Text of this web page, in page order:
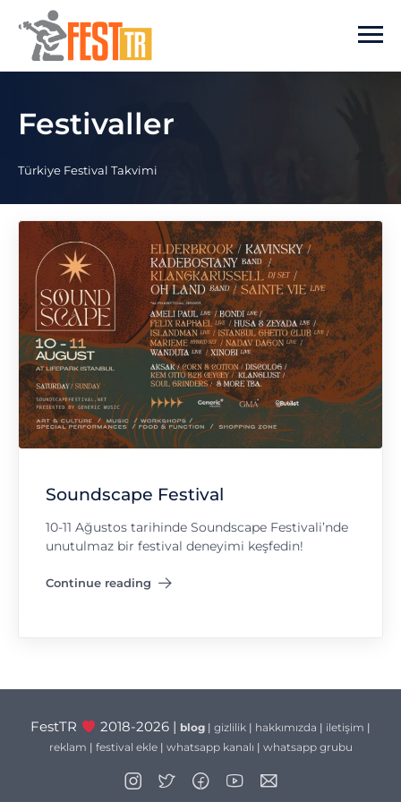
Ana içeriğe atla
Festivaller
Türkiye Festival Takvimi
Soundscape Festival
10-11 Ağustos tarihinde Soundscape Festivali’nde
unutulmaz bir festival deneyimi keşfedin!
Continue reading
"Soundscape Festival"
FestTR 2018-2026 | blog| gizlilik| hakkımızda | iletişim |
reklam | festival ekle| whatsapp kanalı | whatsapp grubu